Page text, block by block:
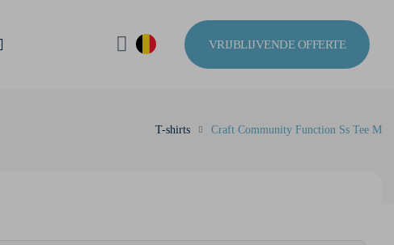
VRIJBLIJVENDE OFFERTE
T-shirts Craft Community Function Ss Tee M